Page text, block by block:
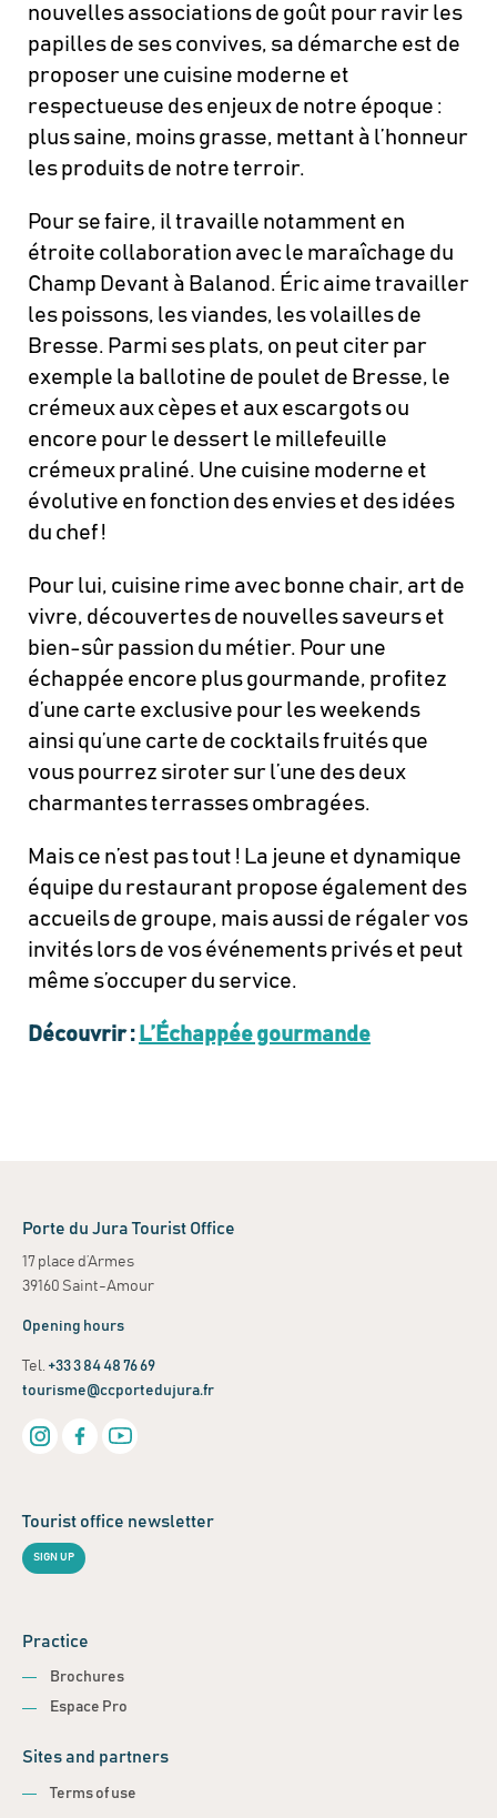
nouvelles associations de goût pour ravir les
papilles de ses convives, sa démarche est de
proposer une cuisine moderne et
respectueuse des enjeux de notre époque :
plus saine, moins grasse, mettant à l’honneur
les produits de notre terroir.
Pour se faire, il travaille notamment en
étroite collaboration avec le maraîchage du
Champ Devant à Balanod. Éric aime travailler
les poissons, les viandes, les volailles de
Bresse. Parmi ses plats, on peut citer par
exemple la ballotine de poulet de Bresse, le
crémeux aux cèpes et aux escargots ou
encore pour le dessert le millefeuille
crémeux praliné. Une cuisine moderne et
évolutive en fonction des envies et des idées
du chef !
Pour lui, cuisine rime avec bonne chair, art de
vivre, découvertes de nouvelles saveurs et
bien-sûr passion du métier. Pour une
échappée encore plus gourmande, profitez
d’une carte exclusive pour les weekends
ainsi qu’une carte de cocktails fruités que
vous pourrez siroter sur l’une des deux
charmantes terrasses ombragées.
Mais ce n’est pas tout ! La jeune et dynamique
équipe du restaurant propose également des
accueils de groupe, mais aussi de régaler vos
invités lors de vos événements privés et peut
même s’occuper du service.
Découvrir : L’Échappée gourmande
Porte du Jura Tourist Office
17 place d’Armes
39160 Saint-Amour
Opening hours
Tel. +33 3 84 48 76 69
tourisme@ccportedujura.fr
Tourist office newsletter
SIGN UP
Practice
Brochures
Espace Pro
Sites and partners
Terms of use